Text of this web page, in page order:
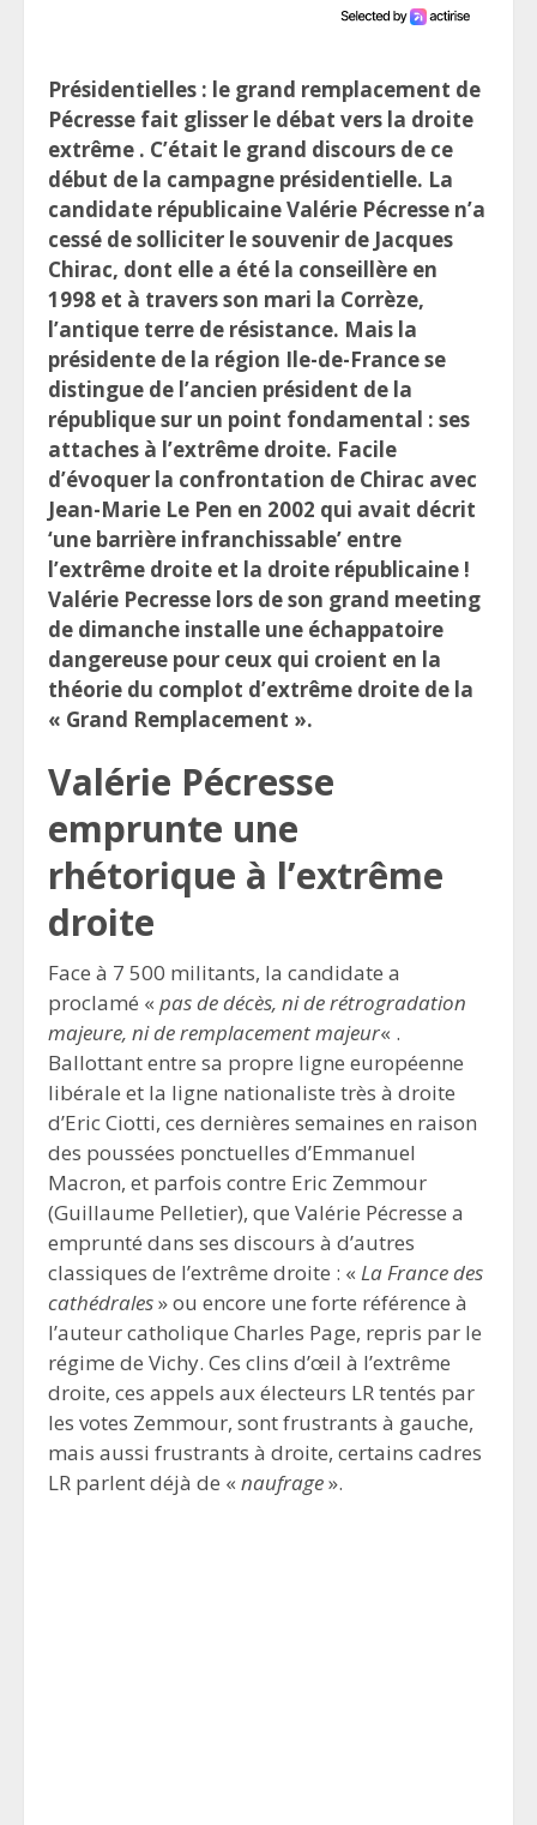
Présidentielles : le grand remplacement de
Pécresse fait glisser le débat vers la droite
extrême . C’était le grand discours de ce
début de la campagne présidentielle. La
candidate républicaine Valérie Pécresse n’a
cessé de solliciter le souvenir de Jacques
Chirac, dont elle a été la conseillère en
1998 et à travers son mari la Corrèze,
l’antique terre de résistance. Mais la
présidente de la région Ile-de-France se
distingue de l’ancien président de la
république sur un point fondamental : ses
attaches à l’extrême droite. Facile
d’évoquer la confrontation de Chirac avec
Jean-Marie Le Pen en 2002 qui avait décrit
‘une barrière infranchissable’ entre
l’extrême droite et la droite républicaine !
Valérie Pecresse lors de son grand meeting
de dimanche installe une échappatoire
dangereuse pour ceux qui croient en la
théorie du complot d’extrême droite de la
« Grand Remplacement ».
Valérie Pécresse
emprunte une
rhétorique à l’extrême
droite
Face à 7 500 militants, la candidate a
proclamé « pas de décès, ni de rétrogradation
majeure, ni de remplacement majeur« .
Ballottant entre sa propre ligne européenne
libérale et la ligne nationaliste très à droite
d’Eric Ciotti, ces dernières semaines en raison
des poussées ponctuelles d’Emmanuel
Macron, et parfois contre Eric Zemmour
(Guillaume Pelletier), que Valérie Pécresse a
emprunté dans ses discours à d’autres
classiques de l’extrême droite : « La France des
cathédrales» ou encore une forte référence à
l’auteur catholique Charles Page, repris par le
régime de Vichy. Ces clins d’œil à l’extrême
droite, ces appels aux électeurs LR tentés par
les votes Zemmour, sont frustrants à gauche,
mais aussi frustrants à droite, certains cadres
LR parlent déjà de « naufrage».